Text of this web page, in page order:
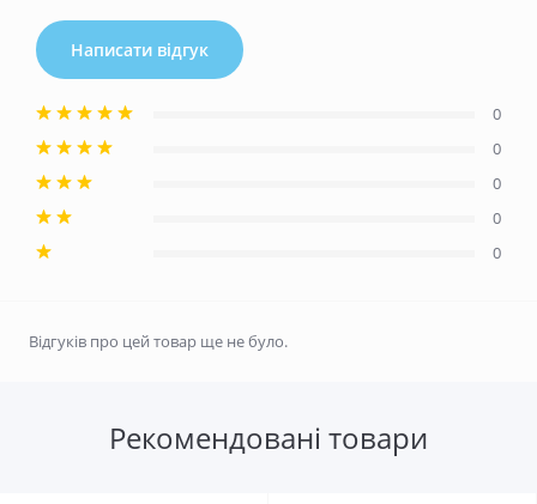
Написати відгук
0
0
0
0
0
Відгуків про цей товар ще не було.
Рекомендовані товари